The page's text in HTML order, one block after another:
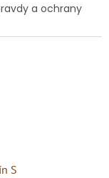
a ochrany
S